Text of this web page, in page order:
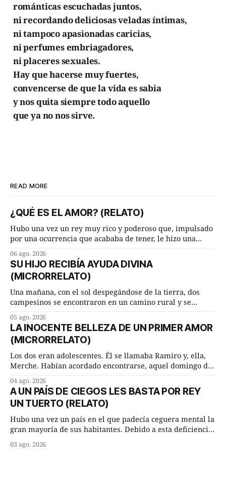
románticas escuchadas juntos,
ni recordando deliciosas veladas íntimas,
ni tampoco apasionadas caricias,
ni perfumes embriagadores,
ni placeres sexuales.
Hay que hacerse muy fuertes,
convencerse de que la vida es sabia
y nos quita siempre todo aquello
que ya no nos sirve.
READ MORE
¿QUÉ ES EL AMOR? (RELATO)
Hubo una vez un rey muy rico y poderoso que, impulsado
por una ocurrencia que acababa de tener, le hizo una
Dime, hombre sabio, ¿qué es el amor según tú? Su
consejero, que era muy prudente y astuto le respondió de
inmediato:
06 ago. 2026
SU HIJO RECIBÍA AYUDA DIVINA
(MICRORRELATO)
Una mañana, con el sol despegándose de la tierra, dos
campesinos se encontraron en un camino rural y se
remolachas, Manuel? —quiso saber uno. —Eso acabo de
hacer, Paco. ¿Cómo va ese maíz tuyo? --se interesó el otro.
—De momento mejor
05 ago. 2026
LA INOCENTE BELLEZA DE UN PRIMER AMOR
(MICRORRELATO)
Los dos eran adolescentes. Él se llamaba Ramiro y, ella,
Merche. Habían acordado encontrarse, aquel domingo de
lugar del río que debía este nombre a la pronunciada
curva que la corriente fluvial presentaba en aquel punto.
Habían dispuesto que
04 ago. 2026
A UN PAÍS DE CIEGOS LES BASTA POR REY
UN TUERTO (RELATO)
Hubo una vez un país en el que padecía ceguera mental la
gran mayoría de sus habitantes. Debido a esta deficiencia,
superiores en número a los que no padecían ninguna
03 ago. 2026